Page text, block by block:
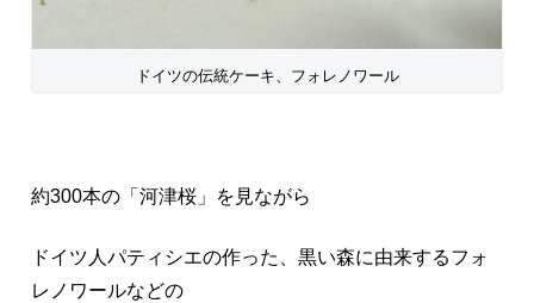
ドイツの伝統ケーキ、フォレノワール
約300本の「河津桜」を見ながら
ドイツ人パティシエの作った、黒い森に由来するフォ
レノワールなどの